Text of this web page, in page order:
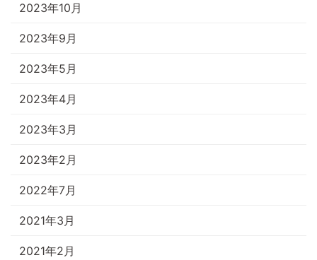
2023年10月
2023年9月
2023年5月
2023年4月
2023年3月
2023年2月
2022年7月
2021年3月
2021年2月